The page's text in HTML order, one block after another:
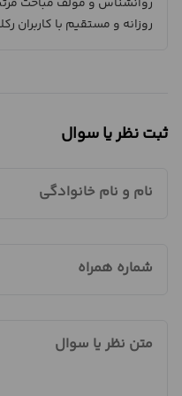
روزانه و مستقیم با کاربران
ثبت نظر یا سوال
نام و نام خانوادگی
شماره همراه
متن نظر یا سوال